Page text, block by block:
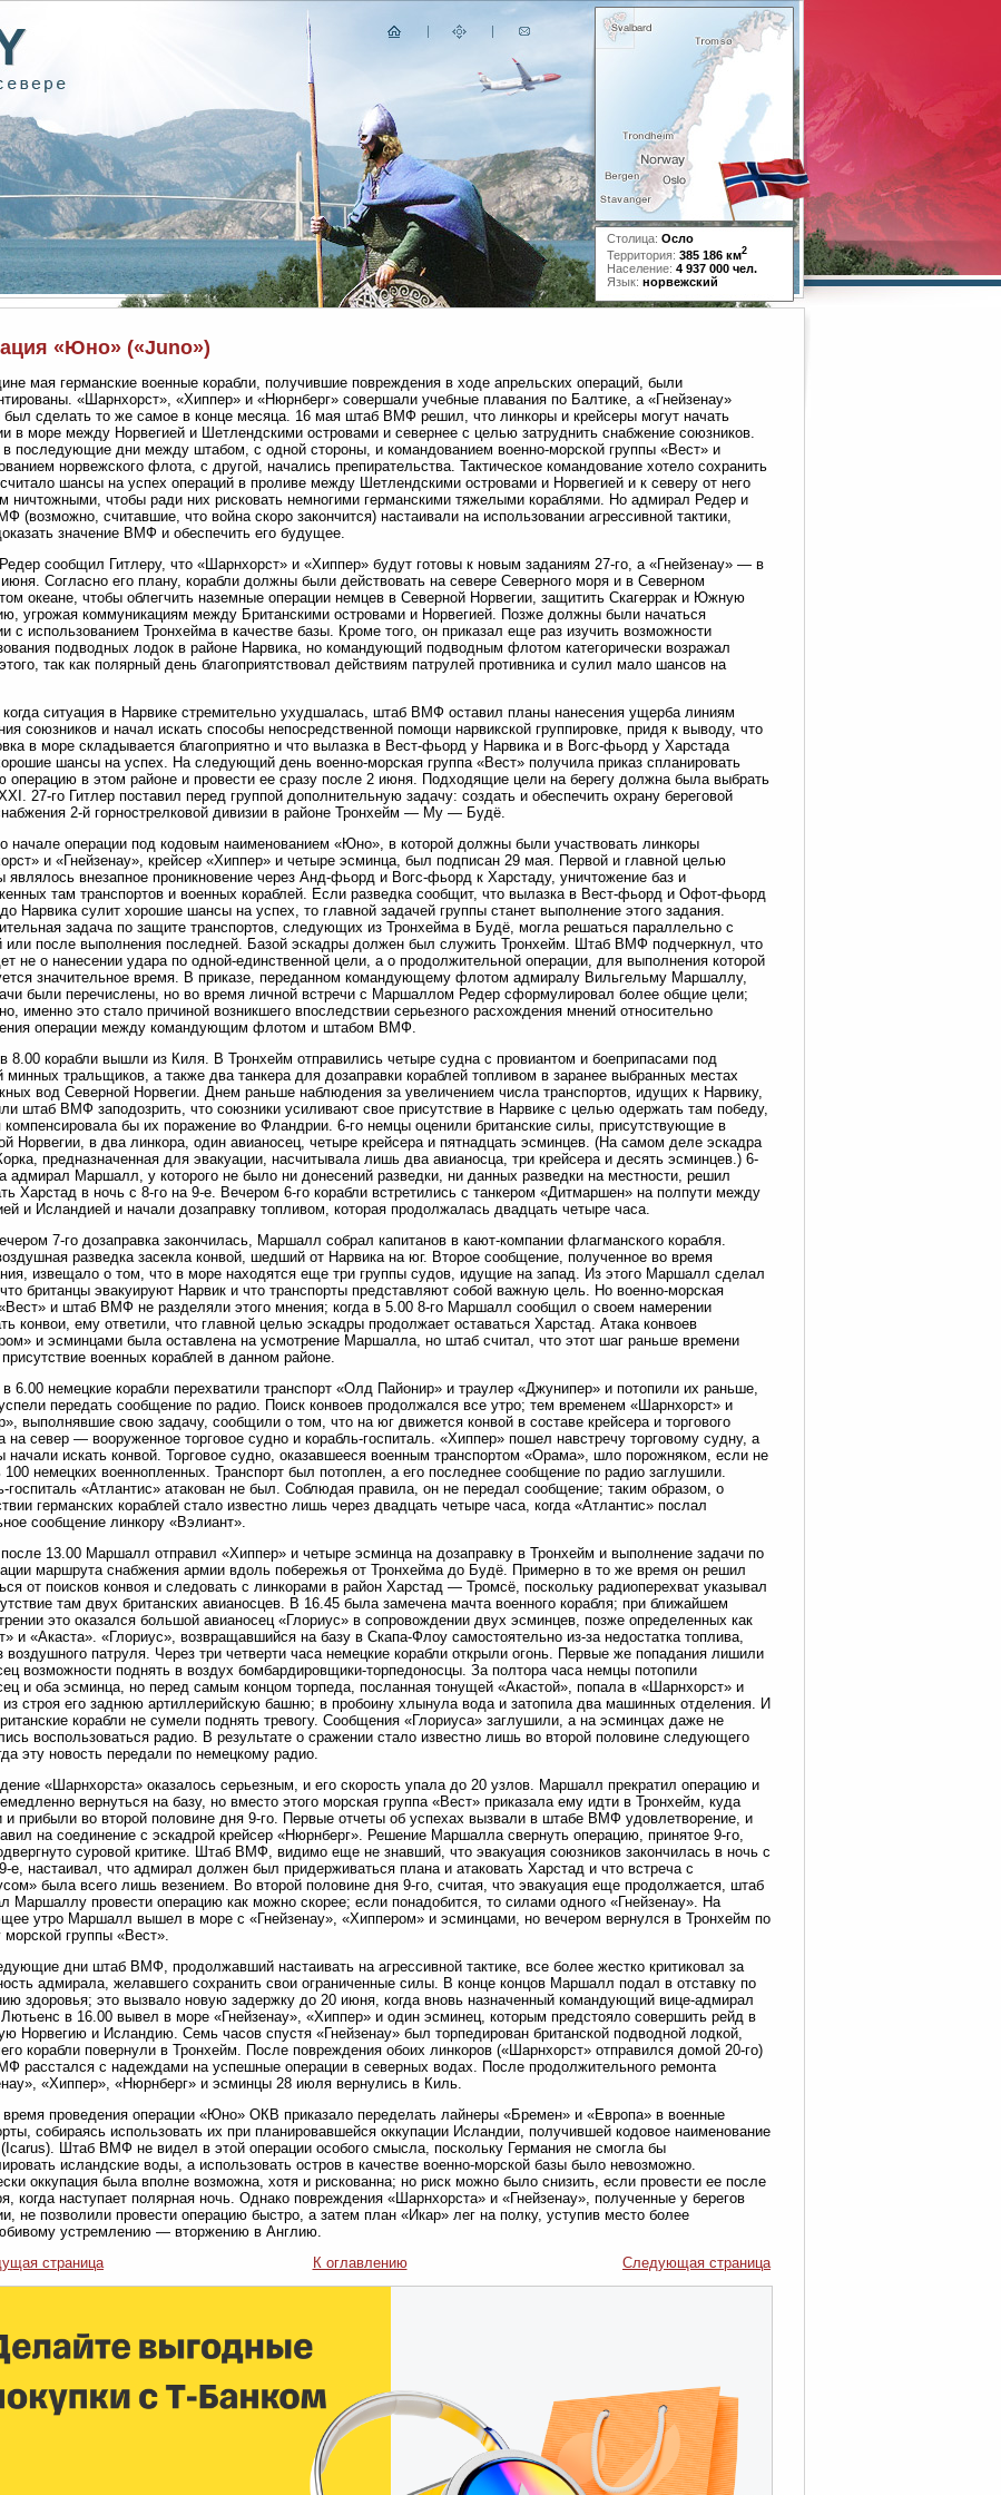
Столица: Осло
Территория: 385 186 км2
Население: 4 937 000 чел.
Язык: норвежский
«Юно» («Juno»)
мая германские военные корабли, получившие повреждения в ходе апрельских операций, были
«Шарнхорст», «Хиппер» и «Нюрнберг» совершали учебные плавания по Балтике, а «Гнейзенау»
сделать то же самое в конце месяца. 16 мая штаб ВМФ решил, что линкоры и крейсеры могут начать
в море между Норвегией и Шетлендскими островами и севернее с целью затруднить снабжение союзников.
последующие дни между штабом, с одной стороны, и командованием военно-морской группы «Вест» и
норвежского флота, с другой, начались препирательства. Тактическое командование хотело сохранить
шансы на успех операций в проливе между Шетлендскими островами и Норвегией и к северу от него
ничтожными, чтобы ради них рисковать немногими германскими тяжелыми кораблями. Но адмирал Редер и
(возможно, считавшие, что война скоро закончится) настаивали на использовании агрессивной тактики,
значение ВМФ и обеспечить его будущее.
сообщил Гитлеру, что «Шарнхорст» и «Хиппер» будут готовы к новым заданиям 27-го, а «Гнейзенау» — в
Согласно его плану, корабли должны были действовать на севере Северного моря и в Северном
океане, чтобы облегчить наземные операции немцев в Северной Норвегии, защитить Скагеррак и Южную
угрожая коммуникациям между Британскими островами и Норвегией. Позже должны были начаться
с использованием Тронхейма в качестве базы. Кроме того, он приказал еще раз изучить возможности
подводных лодок в районе Нарвика, но командующий подводным флотом категорически возражал
так как полярный день благоприятствовал действиям патрулей противника и сулил мало шансов на
ситуация в Нарвике стремительно ухудшалась, штаб ВМФ оставил планы нанесения ущерба линиям
союзников и начал искать способы непосредственной помощи нарвикской группировке, придя к выводу, что
в море складывается благоприятно и что вылазка в Вест-фьорд у Нарвика и в Вогс-фьорд у Харстада
шансы на успех. На следующий день военно-морская группа «Вест» получила приказ спланировать
операцию в этом районе и провести ее сразу после 2 июня. Подходящие цели на берегу должна была выбрать
27-го Гитлер поставил перед группой дополнительную задачу: создать и обеспечить охрану береговой
2-й горнострелковой дивизии в районе Тронхейм — Му — Будё.
о начале операции под кодовым наименованием «Юно», в которой должны были участвовать линкоры
и «Гнейзенау», крейсер «Хиппер» и четыре эсминца, был подписан 29 мая. Первой и главной целью
являлось внезапное проникновение через Анд-фьорд и Вогс-фьорд к Харстаду, уничтожение баз и
там транспортов и военных кораблей. Если разведка сообщит, что вылазка в Вест-фьорд и Офот-фьорд
Нарвика сулит хорошие шансы на успех, то главной задачей группы станет выполнение этого задания.
задача по защите транспортов, следующих из Тронхейма в Будё, могла решаться параллельно с
или после выполнения последней. Базой эскадры должен был служить Тронхейм. Штаб ВМФ подчеркнул, что
не о нанесении удара по одной-единственной цели, а о продолжительной операции, для выполнения которой
значительное время. В приказе, переданном командующему флотом адмиралу Вильгельму Маршаллу,
были перечислены, но во время личной встречи с Маршаллом Редер сформулировал более общие цели;
именно это стало причиной возникшего впоследствии серьезного расхождения мнений относительно
операции между командующим флотом и штабом ВМФ.
8.00 корабли вышли из Киля. В Тронхейм отправились четыре судна с провиантом и боеприпасами под
минных тральщиков, а также два танкера для дозаправки кораблей топливом в заранее выбранных местах
вод Северной Норвегии. Днем раньше наблюдения за увеличением числа транспортов, идущих к Нарвику,
штаб ВМФ заподозрить, что союзники усиливают свое присутствие в Нарвике с целью одержать там победу,
компенсировала бы их поражение во Фландрии. 6-го немцы оценили британские силы, присутствующие в
Норвегии, в два линкора, один авианосец, четыре крейсера и пятнадцать эсминцев. (На самом деле эскадра
предназначенная для эвакуации, насчитывала лишь два авианосца, три крейсера и десять эсминцев.) 6-
адмирал Маршалл, у которого не было ни донесений разведки, ни данных разведки на местности, решил
Харстад в ночь с 8-го на 9-е. Вечером 6-го корабли встретились с танкером «Дитмаршен» на полпути между
и Исландией и начали дозаправку топливом, которая продолжалась двадцать четыре часа.
7-го дозаправка закончилась, Маршалл собрал капитанов в кают-компании флагманского корабля.
разведка засекла конвой, шедший от Нарвика на юг. Второе сообщение, полученное во время
извещало о том, что в море находятся еще три группы судов, идущие на запад. Из этого Маршалл сделал
британцы эвакуируют Нарвик и что транспорты представляют собой важную цель. Но военно-морская
и штаб ВМФ не разделяли этого мнения; когда в 5.00 8-го Маршалл сообщил о своем намерении
конвои, ему ответили, что главной целью эскадры продолжает оставаться Харстад. Атака конвоев
и эсминцами была оставлена на усмотрение Маршалла, но штаб считал, что этот шаг раньше времени
военных кораблей в данном районе.
6.00 немецкие корабли перехватили транспорт «Олд Пайонир» и траулер «Джунипер» и потопили их раньше,
передать сообщение по радио. Поиск конвоев продолжался все утро; тем временем «Шарнхорст» и
выполнявшие свою задачу, сообщили о том, что на юг движется конвой в составе крейсера и торгового
на север — вооруженное торговое судно и корабль-госпиталь. «Хиппер» пошел навстречу торговому судну, а
начали искать конвой. Торговое судно, оказавшееся военным транспортом «Орама», шло порожняком, если не
100 немецких военнопленных. Транспорт был потоплен, а его последнее сообщение по радио заглушили.
госпиталь «Атлантис» атакован не был. Соблюдая правила, он не передал сообщение; таким образом, о
германских кораблей стало известно лишь через двадцать четыре часа, когда «Атлантис» послал
сообщение линкору «Вэлиант».
после 13.00 Маршалл отправил «Хиппер» и четыре эсминца на дозаправку в Тронхейм и выполнение задачи по
маршрута снабжения армии вдоль побережья от Тронхейма до Будё. Примерно в то же время он решил
от поисков конвоя и следовать с линкорами в район Харстад — Тромсё, поскольку радиоперехват указывал
там двух британских авианосцев. В 16.45 была замечена мачта военного корабля; при ближайшем
это оказался большой авианосец «Глориус» в сопровождении двух эсминцев, позже определенных как
и «Акаста». «Глориус», возвращавшийся на базу в Скапа-Флоу самостоятельно из-за недостатка топлива,
воздушного патруля. Через три четверти часа немецкие корабли открыли огонь. Первые же попадания лишили
возможности поднять в воздух бомбардировщики-торпедоносцы. За полтора часа немцы потопили
и оба эсминца, но перед самым концом торпеда, посланная тонущей «Акастой», попала в «Шарнхорст» и
строя его заднюю артиллерийскую башню; в пробоину хлынула вода и затопила два машинных отделения. И
корабли не сумели поднять тревогу. Сообщения «Глориуса» заглушили, а на эсминцах даже не
воспользоваться радио. В результате о сражении стало известно лишь во второй половине следующего
эту новость передали по немецкому радио.
«Шарнхорста» оказалось серьезным, и его скорость упала до 20 узлов. Маршалл прекратил операцию и
вернуться на базу, но вместо этого морская группа «Вест» приказала ему идти в Тронхейм, куда
и прибыли во второй половине дня 9-го. Первые отчеты об успехах вызвали в штабе ВМФ удовлетворение, и
на соединение с эскадрой крейсер «Нюрнберг». Решение Маршалла свернуть операцию, принятое 9-го,
суровой критике. Штаб ВМФ, видимо еще не знавший, что эвакуация союзников закончилась в ночь с
е, настаивал, что адмирал должен был придерживаться плана и атаковать Харстад и что встреча с
была всего лишь везением. Во второй половине дня 9-го, считая, что эвакуация еще продолжается, штаб
Маршаллу провести операцию как можно скорее; если понадобится, то силами одного «Гнейзенау». На
утро Маршалл вышел в море с «Гнейзенау», «Хиппером» и эсминцами, но вечером вернулся в Тронхейм по
морской группы «Вест».
дни штаб ВМФ, продолжавший настаивать на агрессивной тактике, все более жестко критиковал за
адмирала, желавшего сохранить свои ограниченные силы. В конце концов Маршалл подал в отставку по
здоровья; это вызвало новую задержку до 20 июня, когда вновь назначенный командующий вице-адмирал
Лютьенс в 16.00 вывел в море «Гнейзенау», «Хиппер» и один эсминец, которым предстояло совершить рейд в
Норвегию и Исландию. Семь часов спустя «Гнейзенау» был торпедирован британской подводной лодкой,
корабли повернули в Тронхейм. После повреждения обоих линкоров («Шарнхорст» отправился домой 20-го)
расстался с надеждами на успешные операции в северных водах. После продолжительного ремонта
«Хиппер», «Нюрнберг» и эсминцы 28 июля вернулись в Киль.
проведения операции «Юно» ОКВ приказало переделать лайнеры «Бремен» и «Европа» в военные
собираясь использовать их при планировавшейся оккупации Исландии, получившей кодовое наименование
Штаб ВМФ не видел в этой операции особого смысла, поскольку Германия не смогла бы
исландские воды, а использовать остров в качестве военно-морской базы было невозможно.
оккупация была вполне возможна, хотя и рискованна; но риск можно было снизить, если провести ее после
когда наступает полярная ночь. Однако повреждения «Шарнхорста» и «Гнейзенау», полученные у берегов
не позволили провести операцию быстро, а затем план «Икар» лег на полку, уступив место более
устремлению — вторжению в Англию.
страница
К оглавлению Следующая страница